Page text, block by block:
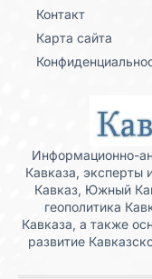
Контакт
Карта сайта
Информационно-
Кавказа, эксперты
Кавказ, Южный
геополитика
Кавказа, а также
развитие